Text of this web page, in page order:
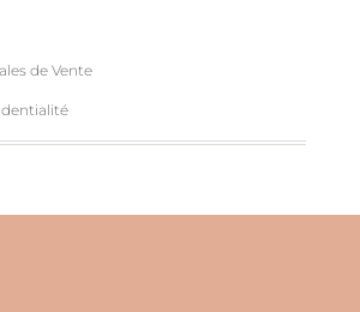
de Vente